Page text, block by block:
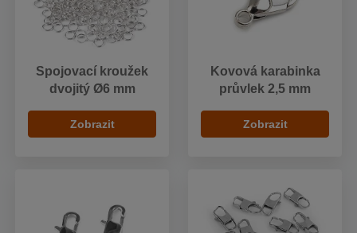
Spojovací kroužek
dvojitý Ø6 mm
Zobrazit
Kovová karabinka
průvlek 2,5 mm
Zobrazit